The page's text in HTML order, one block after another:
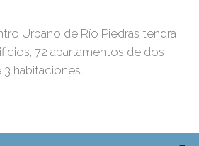
Urbano de Río Piedras tendrá
72 apartamentos de dos
habitaciones.